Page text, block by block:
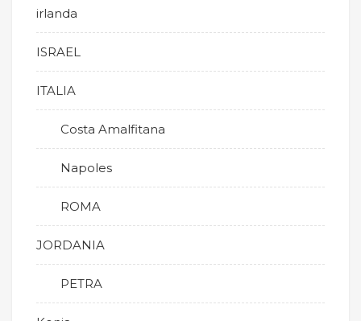
irlanda
ISRAEL
ITALIA
Costa Amalfitana
Napoles
ROMA
JORDANIA
PETRA